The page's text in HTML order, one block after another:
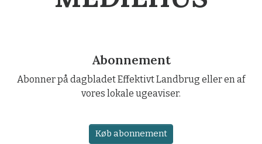
Abonnement
Abonner på dagbladet Effektivt Landbrug eller en af
vores lokale ugeaviser.
Køb abonnement